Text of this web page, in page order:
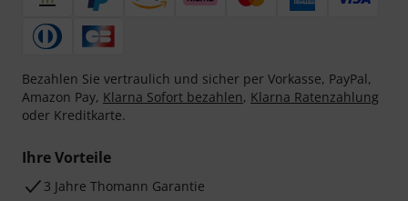
Bezahlen Sie vertraulich und sicher per Vorkasse, PayPal,
Amazon Pay, Klarna Sofort bezahlen, Klarna Ratenzahlung
oder Kreditkarte.
Ihre Vorteile
3 Jahre Thomann Garantie